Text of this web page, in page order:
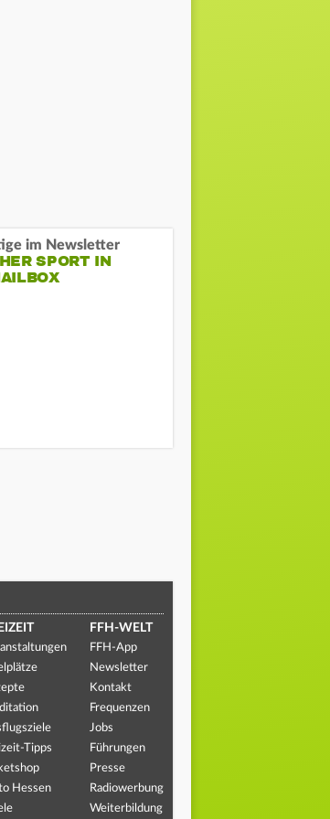
im Newsletter
SPORT IN
Tipps
Hessen
FFH-WELT
FFH-App
Newsletter
Kontakt
Frequenzen
Jobs
Führungen
Presse
Radiowerbung
Weiterbildung